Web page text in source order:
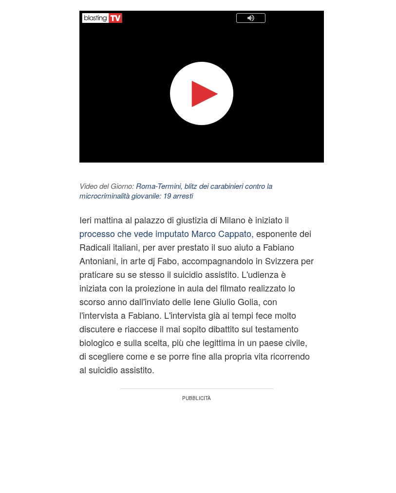
Video del Giorno: Roma-Termini, blitz dei carabinieri contro la
microcriminalità giovanile: 19 arresti
Ieri mattina al palazzo di giustizia di Milano è iniziato il
processo che vede imputato Marco Cappato, esponente dei
Radicali italiani, per aver prestato il suo aiuto a Fabiano
Antoniani, in artedj Fabo, accompagnandolo in Svizzera per
praticare su se stesso il suicidio assistito. L'udienza è
iniziata con la proiezione in aula del filmato realizzato lo
scorso anno dall'inviato delle Iene Giulio Golia, con
l'intervista a Fabiano. L'intervista già ai tempi fece molto
discutere e riaccese il mai sopito dibattito sul testamento
biologico e sulla scelta, più che legittima in un paese civile,
di scegliere come e se porre fine alla propria vita ricorrendo
al suicidio assistito.